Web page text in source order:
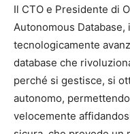
Il CTO e Presidente di
Autonomous
tecnologicamente
database che
perché si gestisce, si
autonomo,
velocemente